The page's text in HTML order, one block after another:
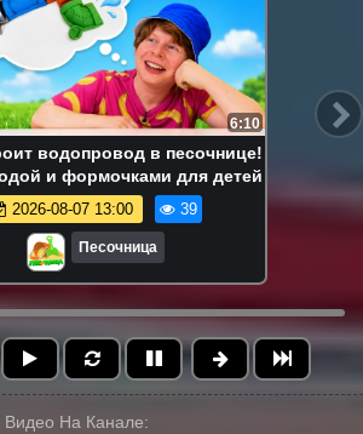
6:10
водопровод в песочнице!
и формочками для детей
2026-08-07 13:00 39
Песочница
На Канале: